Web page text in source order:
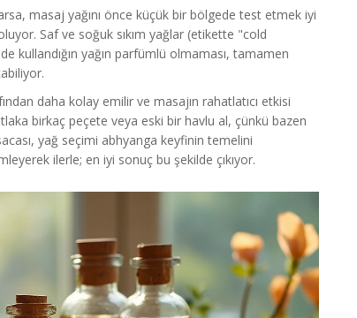
masaj yağını önce küçük bir bölgede test etmek iyi
Saf ve soğuk sıkım yağlar (etikette "cold
kullandığın yağın parfümlü olmaması, tamamen
daha kolay emilir ve masajın rahatlatıcı etkisi
birkaç peçete veya eski bir havlu al, çünkü bazen
yağ seçimi abhyanga keyfinin temelini
ilerle; en iyi sonuç bu şekilde çıkıyor.